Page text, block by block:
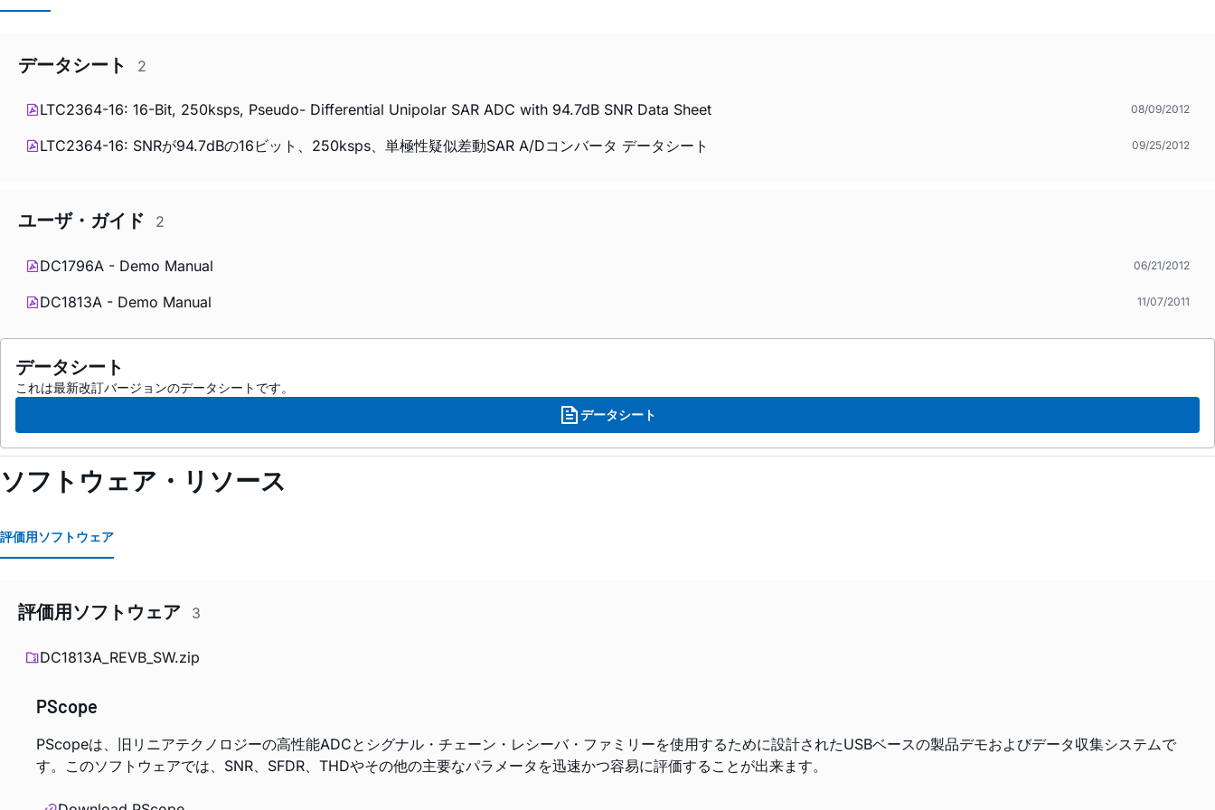
データシート 2
LTC2364-16: 16-Bit, 250ksps, Pseudo- Differential Unipolar SAR ADC with 94.7dB SNR Data Sheet 08/09/2012
LTC2364-16: SNRが94.7dBの16ビット、250ksps、単極性疑似差動SAR A/Dコンバータ データシート 09/25/2012
ユーザ・ガイド 2
DC1796A - Demo Manual 06/21/2012
DC1813A - Demo Manual 11/07/2011
データシート
これは最新改訂バージョンのデータシートです。
データシート
ソフトウェア・リソース
評価用ソフトウェア
評価用ソフトウェア 3
DC1813A_REVB_SW.zip
PScope
PScopeは、旧リニアテクノロジーの高性能ADCとシグナル・チェーン・レシーバ・ファミリーを使用するために設計されたUSBベースの製品デモおよびデータ収集システムで
す。このソフトウェアでは、SNR、SFDR、THDやその他の主要なパラメータを迅速かつ容易に評価することが出来ます。